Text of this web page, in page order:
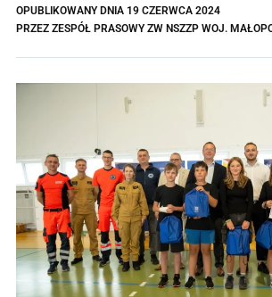
OPUBLIKOWANY DNIA 19 CZERWCA 2024
PRZEZ ZESPÓŁ PRASOWY ZW NSZZP WOJ.